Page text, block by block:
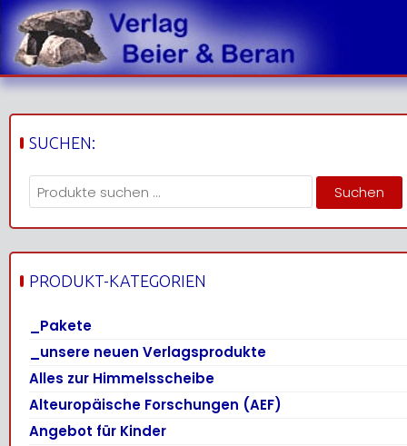
Skip
to
content
SUCHEN:
Suchen
nach: Suchen
PRODUKT-KATEGORIEN
_Pakete
_unsere neuen Verlagsprodukte
Alles zur Himmelsscheibe
Alteuropäische Forschungen (AEF)
Angebot für Kinder